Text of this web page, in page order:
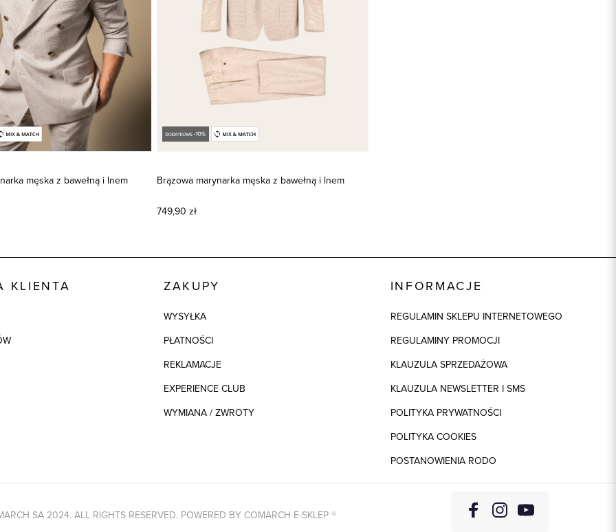
męska z bawełną i lnem Brązowa marynarka męska z bawełną i lnem
749,90 zł
KLIENTA ZAKUPY
WYSYŁKA
PŁATNOŚCI
REKLAMACJE
EXPERIENCE CLUB
WYMIANA / ZWROTY
INFORMACJE
REGULAMIN SKLEPU INTERNETOWEGO
REGULAMINY PROMOCJI
KLAUZULA SPRZEDAŻOWA
KLAUZULA NEWSLETTER I SMS
POLITYKA PRYWATNOŚCI
POLITYKA COOKIES
POSTANOWIENIA RODO
SA 2024. ALL RIGHTS RESERVED. POWERED BY COMARCH E-SKLEP®